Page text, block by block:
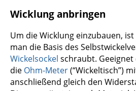
Wicklung anbringen
Um die Wicklung einzubauen,
man die Basis des
Wickelsockel schraubt.
die Ohm-Meter(“Wickeltisch”)
anschließend gleich den